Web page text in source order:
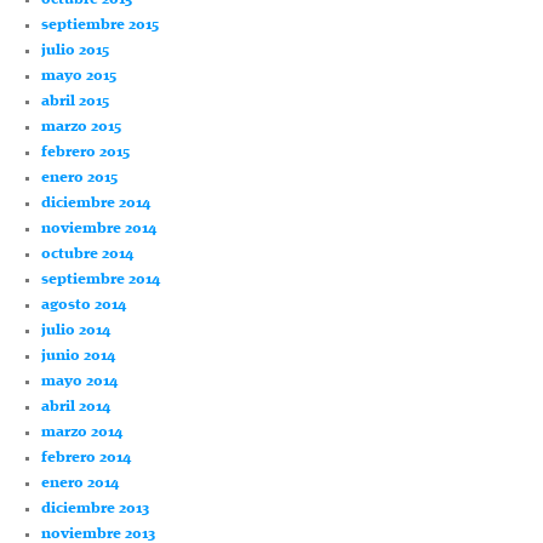
septiembre 2015
julio 2015
mayo 2015
abril 2015
marzo 2015
febrero 2015
enero 2015
diciembre 2014
noviembre 2014
octubre 2014
septiembre 2014
agosto 2014
julio 2014
junio 2014
mayo 2014
abril 2014
marzo 2014
febrero 2014
enero 2014
diciembre 2013
noviembre 2013